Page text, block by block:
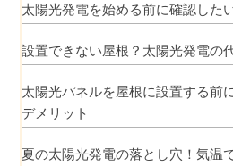
太陽光発電を始める前に確認した
設置できない屋根？太陽光発電の
太陽光パネルを屋根に設置する前
デメリット
夏の太陽光発電の落とし穴！気温